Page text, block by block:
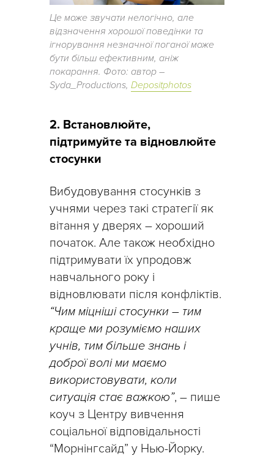
Це може звучати нелогічно, але
відзначення хорошої поведінки та
ігнорування незначної поганої може
бути більш ефективним, аніж
покарання. Фото: автор –
Syda_Productions, Depositphotos
2. Встановлюйте,
підтримуйте та відновлюйте
стосунки
Вибудовування стосунків з
учнями через такі стратегії як
вітання у дверях – хороший
початок. Але також необхідно
підтримувати їх упродовж
навчального року і
відновлювати після конфліктів.
“Чим міцніші стосунки – тим
краще ми розуміємо наших
учнів, тим більше знань і
доброї волі ми маємо
використовувати, коли
ситуація стає важкою”, – пише
коуч з Центру вивчення
соціальної відповідальності
“Морнінгсайд” у Нью-Йорку.